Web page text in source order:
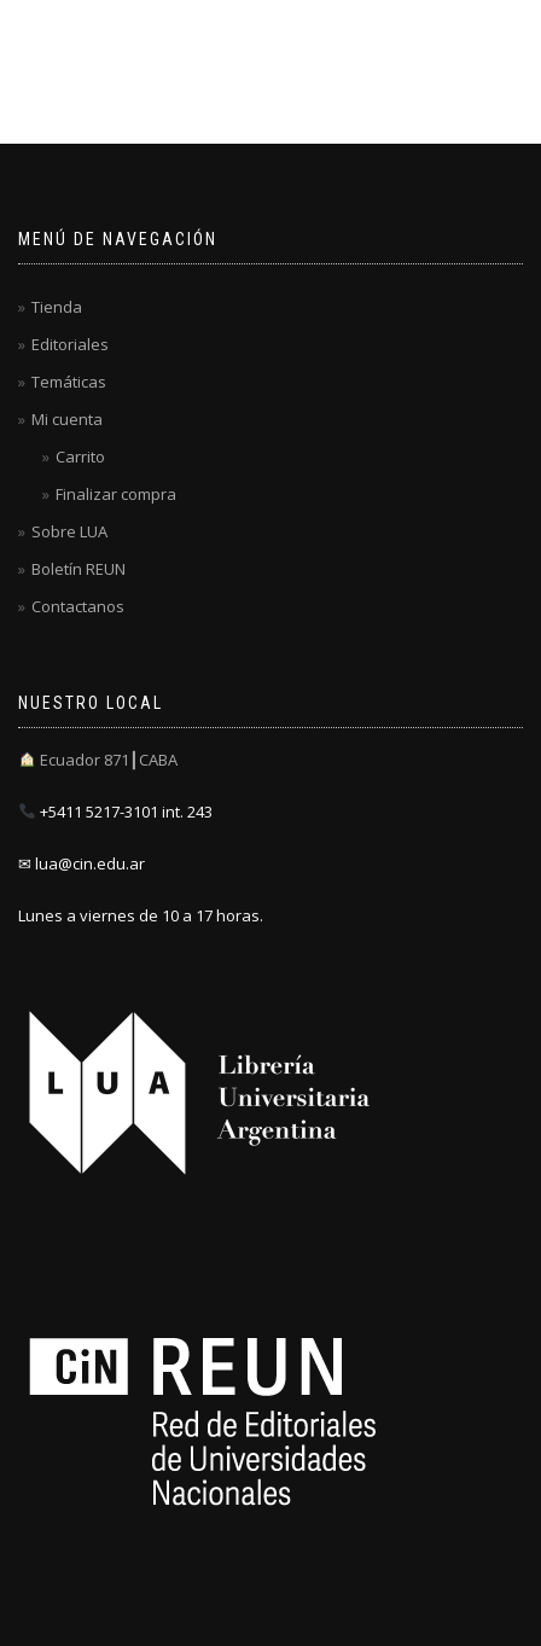
MENÚ DE NAVEGACIÓN
Tienda
Editoriales
Temáticas
Mi cuenta
Carrito
Finalizar compra
Sobre LUA
Boletín REUN
Contactanos
NUESTRO LOCAL
Ecuador 871┃CABA
+5411 5217-3101 int. 243
✉ lua@cin.edu.ar
Lunes a viernes de 10 a 17 horas.